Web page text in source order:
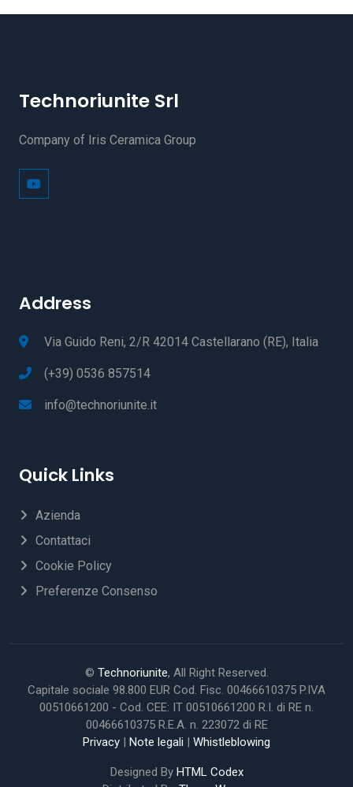
Technoriunite Srl
Company of Iris Ceramica Group
Address
Via Guido Reni, 2/R 42014 Castellarano (RE), Italia
(+39) 0536 857514
info@technoriunite.it
Quick Links
Azienda
Contattaci
Cookie Policy
Preferenze Consenso
© Technoriunite, All Right Reserved.
Capitale sociale 98.800 EUR Cod. Fisc. 00466610375 P.IVA
00510661200 - Cod. CEE: IT 00510661200 R.I. di RE n.
00466610375 R.E.A. n. 223072 di RE
Privacy | Note legali | Whistleblowing
Designed By HTML Codex